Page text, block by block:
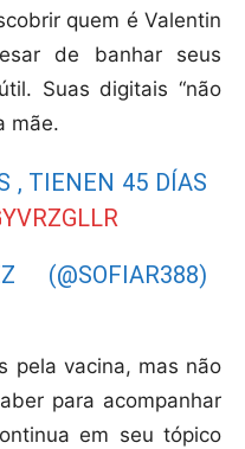
quem é Valentin
de banhar seus
Suas digitais “não
mãe.
, TIENEN 45 DÍAS
(@SOFIAR388)
pela vacina, mas não
para acompanhar
em seu tópico